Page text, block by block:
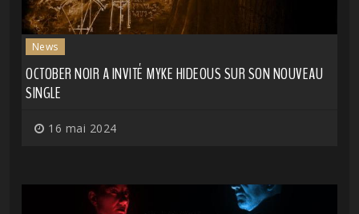
News
OCTOBER NOIR A INVITÉ MYKE HIDEOUS SUR SON NOUVEAU
SINGLE
16 mai 2024